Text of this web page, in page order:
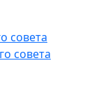
совета
совета